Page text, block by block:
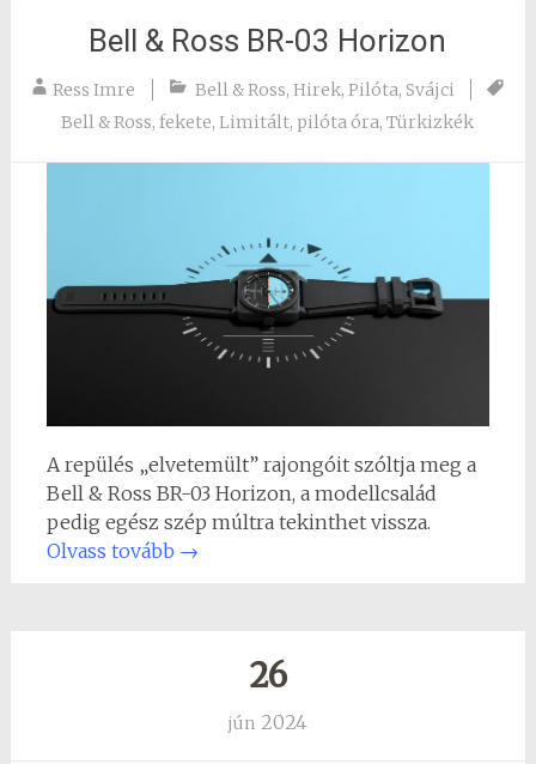
Bell & Ross BR-03 Horizon
Ress Imre Bell & Ross, Hirek, Pilóta, Svájci
Bell & Ross,fekete,Limitált, pilóta óra,Türkizkék
A repülés „elvetemült” rajongóit szóltja meg a
Bell & Ross BR-03 Horizon, a modellcsalád
pedig egész szép múltra tekinthet vissza.
Olvass tovább →
26
jún 2024